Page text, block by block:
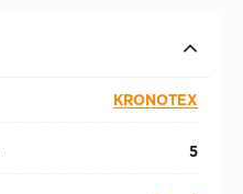
KRONOTEX
5